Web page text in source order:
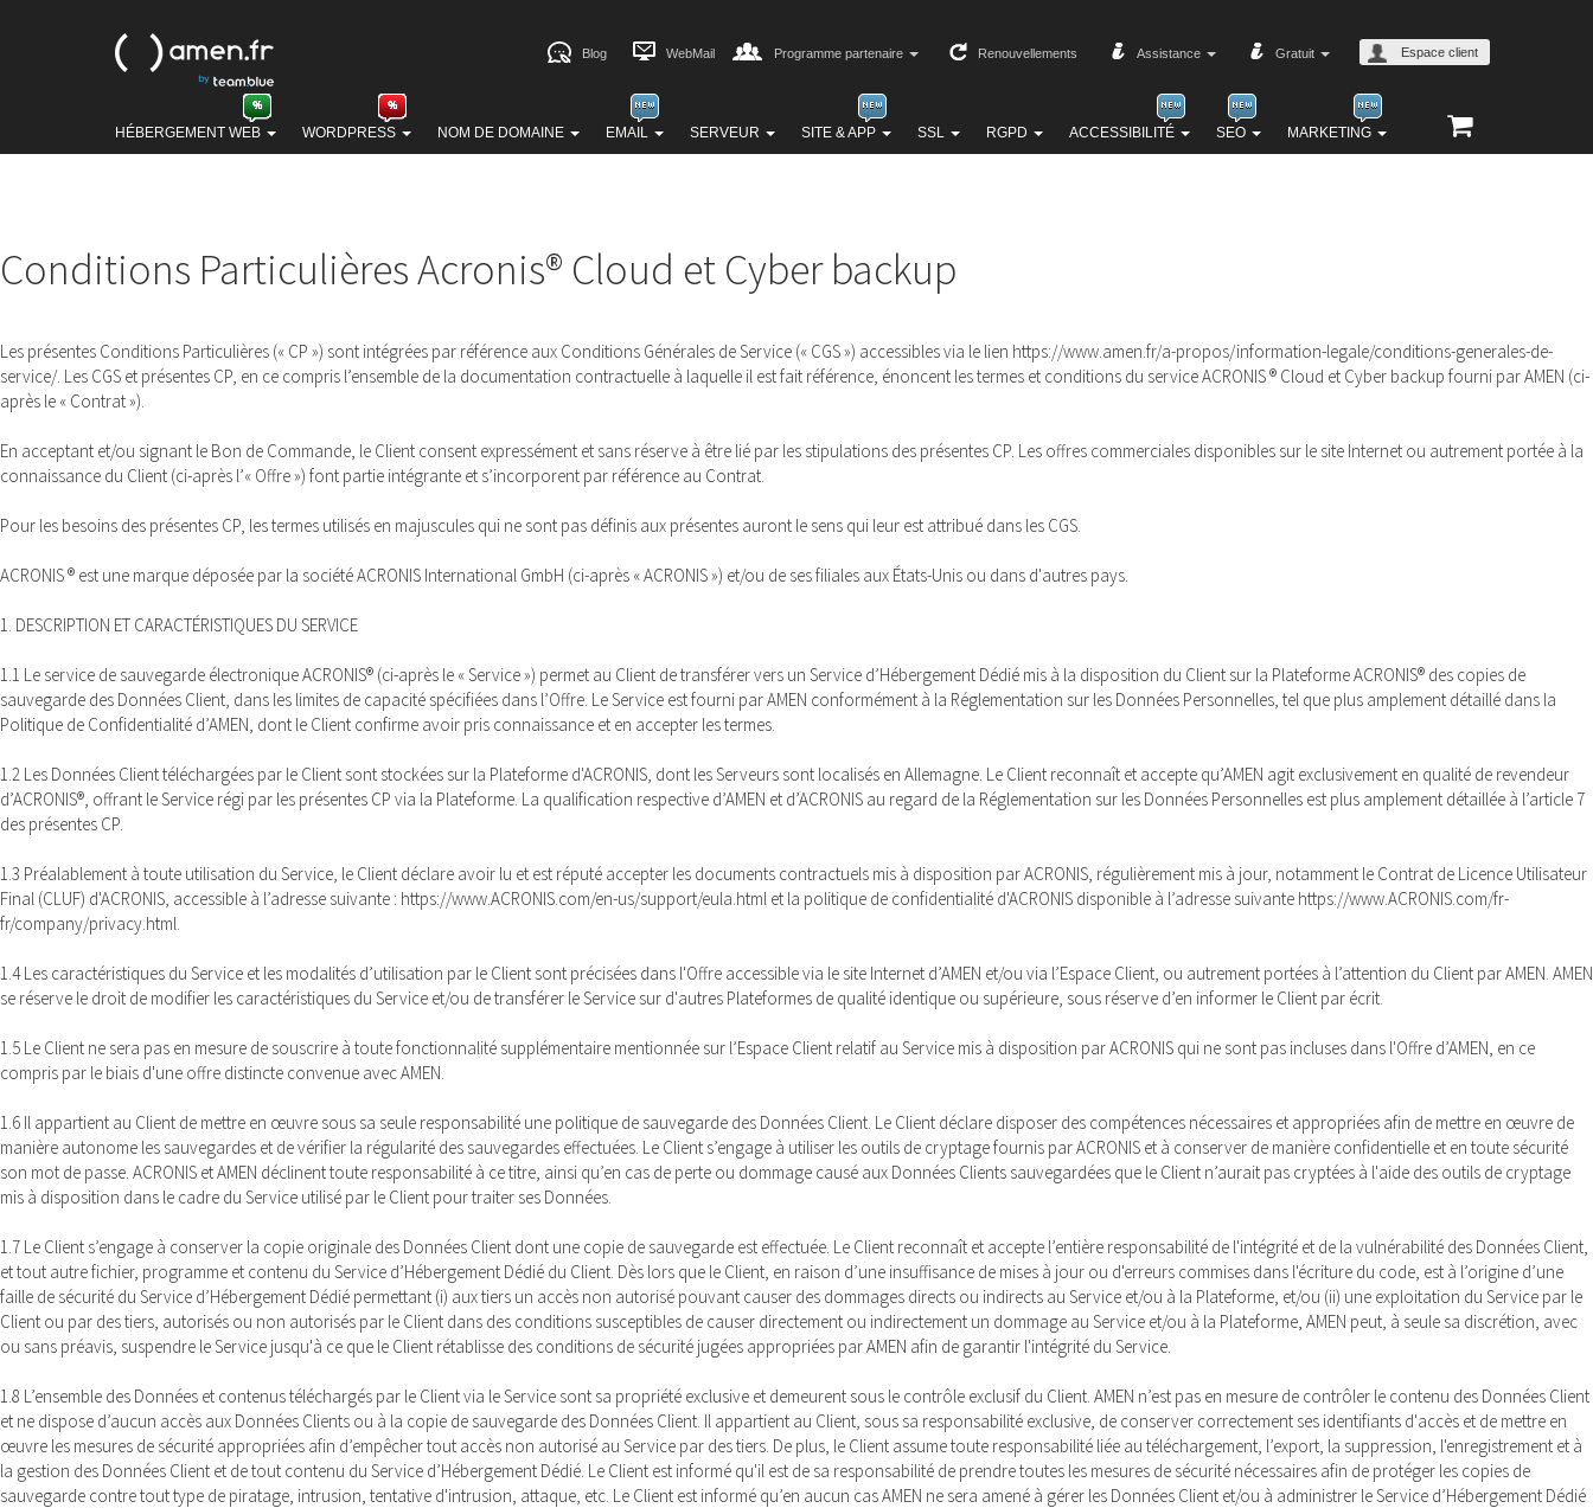
HÉBERGEMENT WEB WORDPRESS NOM DE DOMAINE EMAIL SERVEUR SITE & APP SSL RGPD ACCESSIBILITÉ SEO MARKETING
Blog WebMail Programme partenaire Renouvellements Assistance Gratuit Espace client
Conditions Particulières Acronis® Cloud et Cyber backup
Les présentes Conditions Particulières (« CP ») sont intégrées par référence aux Conditions Générales de Service (« CGS ») accessibles via le lien https://www.amen.fr/a-propos/information-legale/conditions-generales-de-
service/. Les CGS et présentes CP, en ce compris l’ensemble de la documentation contractuelle à laquelle il est fait référence, énoncent les termes et conditions du service ACRONIS ® Cloud et Cyber backup fourni par AMEN (ci-
après le « Contrat »).
En acceptant et/ou signant le Bon de Commande, le Client consent expressément et sans réserve à être lié par les stipulations des présentes CP. Les offres commerciales disponibles sur le site Internet ou autrement portée à la
connaissance du Client (ci-après l’« Offre ») font partie intégrante et s’incorporent par référence au Contrat.
Pour les besoins des présentes CP, les termes utilisés en majuscules qui ne sont pas définis aux présentes auront le sens qui leur est attribué dans les CGS.
ACRONIS ® est une marque déposée par la société ACRONIS International GmbH (ci-après « ACRONIS ») et/ou de ses filiales aux États-Unis ou dans d'autres pays.
1. DESCRIPTION ET CARACTÉRISTIQUES DU SERVICE
1.1 Le service de sauvegarde électronique ACRONIS® (ci-après le « Service ») permet au Client de transférer vers un Service d’Hébergement Dédié mis à la disposition du Client sur la Plateforme ACRONIS® des copies de
sauvegarde des Données Client, dans les limites de capacité spécifiées dans l’Offre. Le Service est fourni par AMEN conformément à la Réglementation sur les Données Personnelles, tel que plus amplement détaillé dans la
Politique de Confidentialité d’AMEN, dont le Client confirme avoir pris connaissance et en accepter les termes.
1.2 Les Données Client téléchargées par le Client sont stockées sur la Plateforme d'ACRONIS, dont les Serveurs sont localisés en Allemagne. Le Client reconnaît et accepte qu’AMEN agit exclusivement en qualité de revendeur
d’ACRONIS®, offrant le Service régi par les présentes CP via la Plateforme. La qualification respective d’AMEN et d’ACRONIS au regard de la Réglementation sur les Données Personnelles est plus amplement détaillée à l’article 7
des présentes CP.
1.3 Préalablement à toute utilisation du Service, le Client déclare avoir lu et est réputé accepter les documents contractuels mis à disposition par ACRONIS, régulièrement mis à jour, notamment le Contrat de Licence Utilisateur
Final (CLUF) d'ACRONIS, accessible à l’adresse suivante : https://www.ACRONIS.com/en-us/support/eula.html et la politique de confidentialité d'ACRONIS disponible à l’adresse suivante https://www.ACRONIS.com/fr-
fr/company/privacy.html.
1.4 Les caractéristiques du Service et les modalités d’utilisation par le Client sont précisées dans l'Offre accessible via le site Internet d’AMEN et/ou via l’Espace Client, ou autrement portées à l’attention du Client par AMEN. AMEN
se réserve le droit de modifier les caractéristiques du Service et/ou de transférer le Service sur d'autres Plateformes de qualité identique ou supérieure, sous réserve d’en informer le Client par écrit.
1.5 Le Client ne sera pas en mesure de souscrire à toute fonctionnalité supplémentaire mentionnée sur l’Espace Client relatif au Service mis à disposition par ACRONIS qui ne sont pas incluses dans l'Offre d’AMEN, en ce
compris par le biais d'une offre distincte convenue avec AMEN.
1.6 Il appartient au Client de mettre en œuvre sous sa seule responsabilité une politique de sauvegarde des Données Client. Le Client déclare disposer des compétences nécessaires et appropriées afin de mettre en œuvre de
manière autonome les sauvegardes et de vérifier la régularité des sauvegardes effectuées. Le Client s’engage à utiliser les outils de cryptage fournis par ACRONIS et à conserver de manière confidentielle et en toute sécurité
son mot de passe. ACRONIS et AMEN déclinent toute responsabilité à ce titre, ainsi qu’en cas de perte ou dommage causé aux Données Clients sauvegardées que le Client n’aurait pas cryptées à l'aide des outils de cryptage
mis à disposition dans le cadre du Service utilisé par le Client pour traiter ses Données.
1.7 Le Client s’engage à conserver la copie originale des Données Client dont une copie de sauvegarde est effectuée. Le Client reconnaît et accepte l’entière responsabilité de l'intégrité et de la vulnérabilité des Données Client,
et tout autre fichier, programme et contenu du Service d’Hébergement Dédié du Client. Dès lors que le Client, en raison d’une insuffisance de mises à jour ou d'erreurs commises dans l'écriture du code, est à l’origine d’une
faille de sécurité du Service d’Hébergement Dédié permettant (i) aux tiers un accès non autorisé pouvant causer des dommages directs ou indirects au Service et/ou à la Plateforme, et/ou (ii) une exploitation du Service par le
Client ou par des tiers, autorisés ou non autorisés par le Client dans des conditions susceptibles de causer directement ou indirectement un dommage au Service et/ou à la Plateforme, AMEN peut, à seule sa discrétion, avec
ou sans préavis, suspendre le Service jusqu'à ce que le Client rétablisse des conditions de sécurité jugées appropriées par AMEN afin de garantir l'intégrité du Service.
1.8 L’ensemble des Données et contenus téléchargés par le Client via le Service sont sa propriété exclusive et demeurent sous le contrôle exclusif du Client. AMEN n’est pas en mesure de contrôler le contenu des Données Client
et ne dispose d’aucun accès aux Données Clients ou à la copie de sauvegarde des Données Client. Il appartient au Client, sous sa responsabilité exclusive, de conserver correctement ses identifiants d'accès et de mettre en
œuvre les mesures de sécurité appropriées afin d’empêcher tout accès non autorisé au Service par des tiers. De plus, le Client assume toute responsabilité liée au téléchargement, l’export, la suppression, l'enregistrement et à
la gestion des Données Client et de tout contenu du Service d’Hébergement Dédié. Le Client est informé qu'il est de sa responsabilité de prendre toutes les mesures de sécurité nécessaires afin de protéger les copies de
sauvegarde contre tout type de piratage, intrusion, tentative d'intrusion, attaque, etc. Le Client est informé qu’en aucun cas AMEN ne sera amené à gérer les Données Client et/ou à administrer le Service d’Hébergement Dédié